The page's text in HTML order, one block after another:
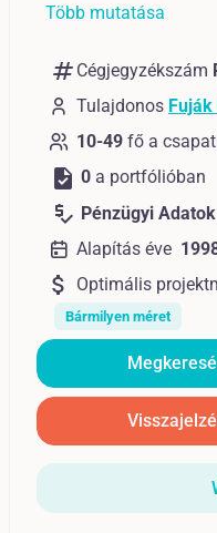
Több mutatása
numbers Cégjegyzékszám
Tulajdonos Fuják
10-49 fő a
task 0 a portfólióban
price_check Pénzügyi Adatok
Alapítás éve
attach_money Optimális
Bármilyen méret